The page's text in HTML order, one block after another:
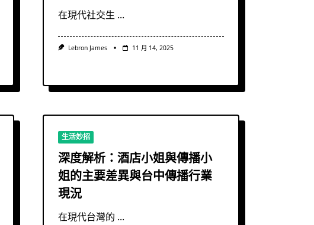
在現代社交生 ...
Lebron James 11 月 14, 2025
生活妙招
深度解析：酒店小姐與傳播小
姐的主要差異與台中傳播行業
現況
在現代台灣的 ...